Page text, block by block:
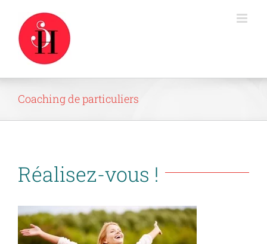
contenu
Coaching de particuliers
Réalisez-vous !